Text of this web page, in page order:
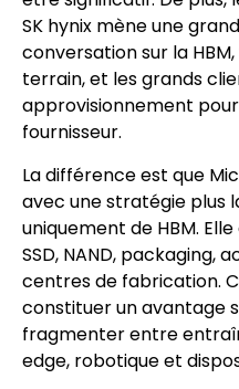
SK hynix mène une
conversation sur la
terrain, et les grands
approvisionnement
fournisseur.
La différence est que
avec une stratégie plus
uniquement de HBM. Elle
SSD, NAND, packaging,
centres de fabrication.
constituer un avantage
fragmenter entre
edge, robotique et